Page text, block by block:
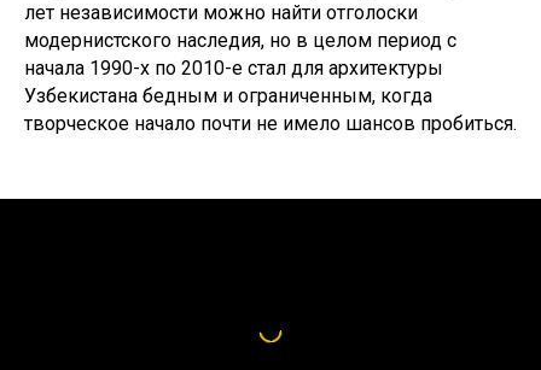
лет независимости можно найти отголоски
модернистского наследия, но в целом период с
начала 1990-х по 2010-е стал для архитектуры
Узбекистана бедным и ограниченным, когда
творческое начало почти не имело шансов пробиться.